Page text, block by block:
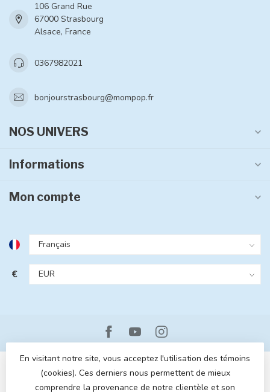
106 Grand Rue
67000 Strasbourg
Alsace, France
0367982021
bonjourstrasbourg@mompop.fr
NOS UNIVERS
Informations
Mon compte
€
En visitant notre site, vous acceptez l'utilisation des témoins
(cookies). Ces derniers nous permettent de mieux
comprendre la provenance de notre clientèle et son